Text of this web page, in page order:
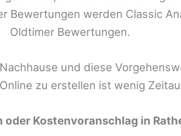
Bewertungen werden Classic
Oldtimer Bewertungen.
und diese
zu erstellen ist wenig
oder Kostenvoranschlag in